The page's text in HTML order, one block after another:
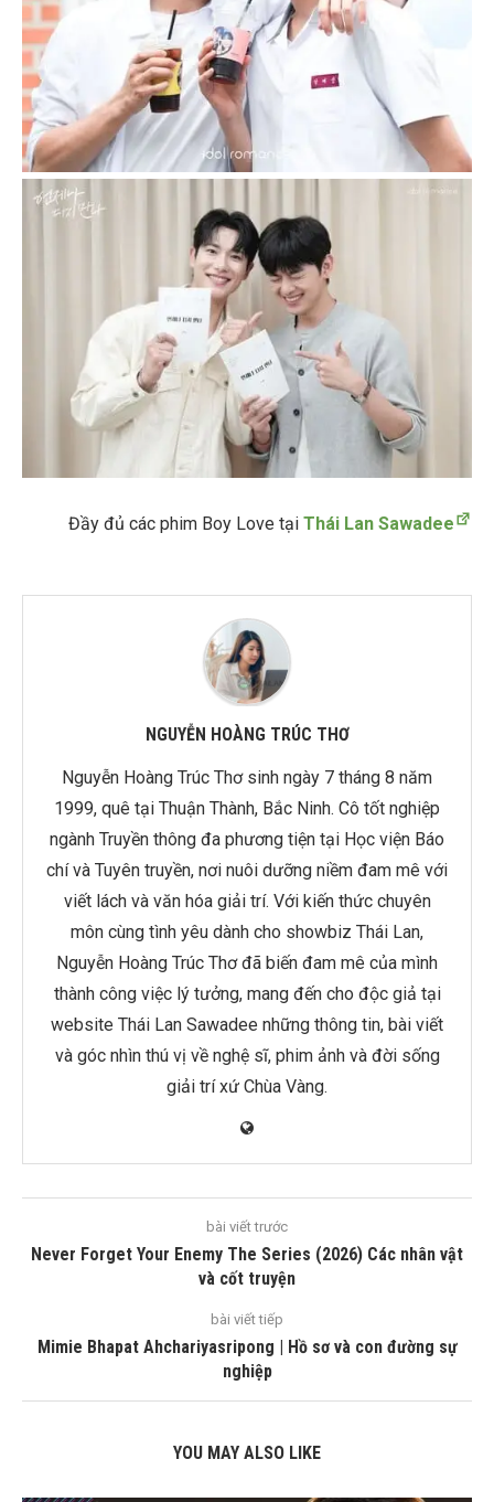
Đầy đủ các phim Boy Love tại Thái Lan Sawadee
NGUYỄN HOÀNG TRÚC THƠ
Nguyễn Hoàng Trúc Thơ sinh ngày 7 tháng 8 năm
1999, quê tại Thuận Thành, Bắc Ninh. Cô tốt nghiệp
ngành Truyền thông đa phương tiện tại Học viện Báo
chí và Tuyên truyền, nơi nuôi dưỡng niềm đam mê với
viết lách và văn hóa giải trí. Với kiến thức chuyên
môn cùng tình yêu dành cho showbiz Thái Lan,
Nguyễn Hoàng Trúc Thơ đã biến đam mê của mình
thành công việc lý tưởng, mang đến cho độc giả tại
website Thái Lan Sawadee những thông tin, bài viết
và góc nhìn thú vị về nghệ sĩ, phim ảnh và đời sống
giải trí xứ Chùa Vàng.
bài viết trước
Never Forget Your Enemy The Series (2026) Các nhân vật
và cốt truyện
bài viết tiếp
Mimie Bhapat Ahchariyasripong | Hồ sơ và con đường sự
nghiệp
YOU MAY ALSO LIKE